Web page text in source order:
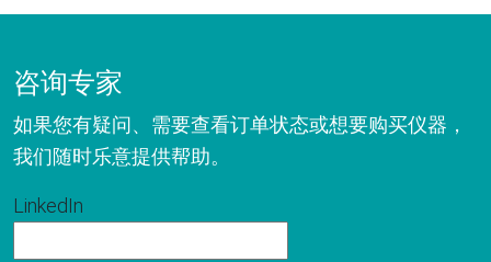
咨询专家
如果您有疑问、需要查看订单状态或想要购买仪器，
我们随时乐意提供帮助。
LinkedIn